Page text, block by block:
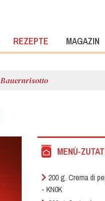
REZEPTE MAGAZIN
Bauernrisotto
MENÙ-
200 g. Crema di
- KN0K